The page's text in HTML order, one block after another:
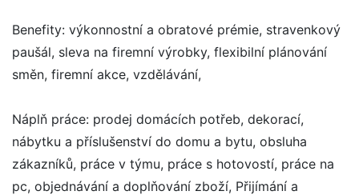
Benefity: výkonnostní a obratové prémie, stravenkový
paušál, sleva na firemní výrobky, flexibilní plánování
směn, firemní akce, vzdělávání,
Náplň práce: prodej domácích potřeb, dekorací,
nábytku a příslušenství do domu a bytu, obsluha
zákazníků, práce v týmu, práce s hotovostí, práce na
pc, objednávání a doplňování zboží, Přijímání a